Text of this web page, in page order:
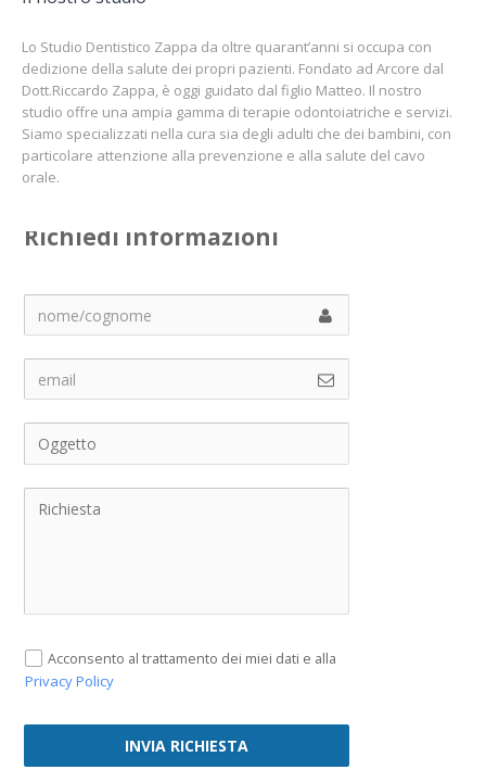
Lo Studio Dentistico Zappa da oltre quarant’anni si occupa con
dedizione della salute dei propri pazienti. Fondato ad Arcore dal
Dott.Riccardo Zappa, è oggi guidato dal figlio Matteo. Il nostro
studio offre una ampia gamma di terapie odontoiatriche e servizi.
Siamo specializzati nella cura sia degli adulti che dei bambini, con
particolare attenzione alla prevenzione e alla salute del cavo
orale.
Richiedi informazioni
Acconsento al trattamento dei miei dati e alla
Privacy Policy
INVIA RICHIESTA